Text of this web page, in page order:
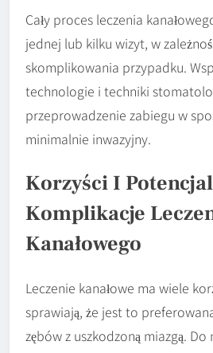
Cały proces leczenia
jednej lub kilku wizyt, w
skomplikowania przypadku.
technologie i techniki
przeprowadzenie zabiegu w
minimalnie inwazyjny.
Korzyści I
Komplikacje
Kanałowego
Leczenie kanałowe ma wiele
sprawiają, że jest to
zębów z uszkodzoną miazgą. Do